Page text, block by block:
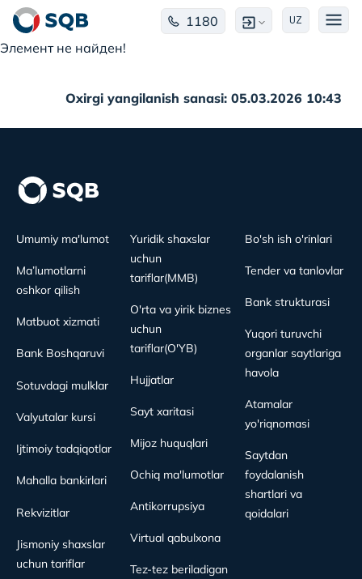
1180 UZ
Элемент не найден!
Oxirgi yangilanish sanasi: 05.03.2026 10:43
Umumiy ma'lumot
Ma’lumotlarni
oshkor qilish
Matbuot xizmati
Bank Boshqaruvi
Sotuvdagi mulklar
Valyutalar kursi
Ijtimoiy tadqiqotlar
Mahalla bankirlari
Rekvizitlar
Jismoniy shaxslar
uchun tariflar
Yuridik shaxslar
uchun
tariflar(MMB)
O'rta va yirik biznes
uchun
tariflar(O'YB)
Hujjatlar
Sayt xaritasi
Mijoz huquqlari
Ochiq ma'lumotlar
Antikorrupsiya
Virtual qabulxona
Tez-tez beriladigan
Bo'sh ish o'rinlari
Tender va tanlovlar
Bank strukturasi
Yuqori turuvchi
organlar saytlariga
havola
Atamalar
yo'riqnomasi
Saytdan
foydalanish
shartlari va
qoidalari